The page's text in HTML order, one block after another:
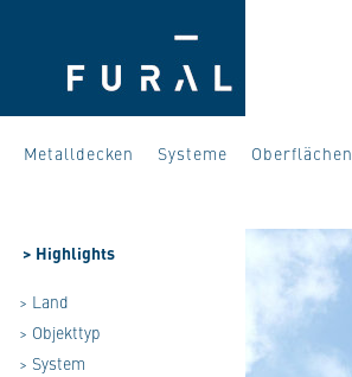
Metalldecken Systeme Oberflächen
> Highlights
> Land
> Objekttyp
> System